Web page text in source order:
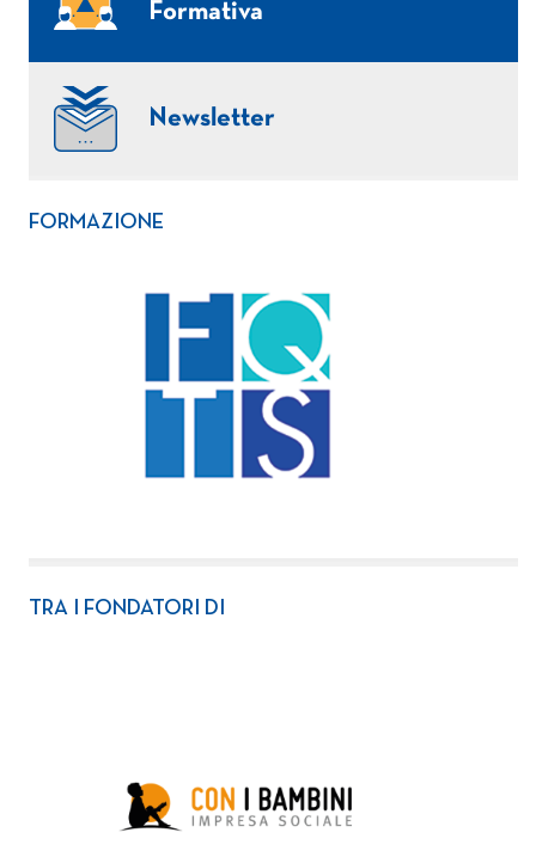
Formativa
Newsletter
FORMAZIONE
TRA I FONDATORI DI